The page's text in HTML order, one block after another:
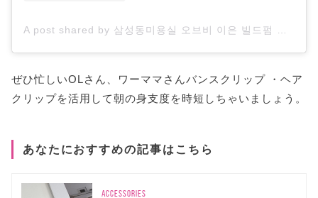
ぜひ忙しいOLさん、ワーママさんバンスクリップ ・ヘア
クリップを活用して朝の身支度を時短しちゃいましょう。
あなたにおすすめの記事はこちら
ACCESSORIES